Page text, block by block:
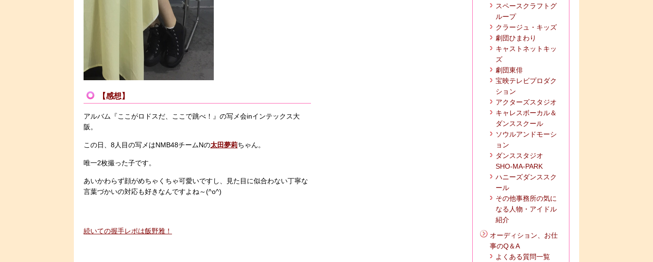
【感想】
アルバム『ここがロドスだ、ここで跳べ！』の写メ会inインテックス大
阪。
この日、8人目の写メはNMB48チームNの太田夢莉ちゃん。
唯一2枚撮った子です。
あいかわらず顔がめちゃくちゃ可愛いですし、見た目に似合わない丁寧な
言葉づかいの対応も好きなんですよね～(^o^)
続いての握手レポは飯野雅！
スペースクラフトグ
ループ
クラージュ・キッズ
劇団ひまわり
キャストネットキッ
ズ
劇団東俳
宝映テレビプロダク
ション
アクターズスタジオ
キャレスボーカル＆
ダンススクール
ソウルアンドモーシ
ョン
ダンススタジオ
SHO-MA-PARK
ハニーズダンススク
ール
その他事務所の気に
なる人物・アイドル
紹介
オーディション、お仕
事のQ＆A
よくある質問一覧